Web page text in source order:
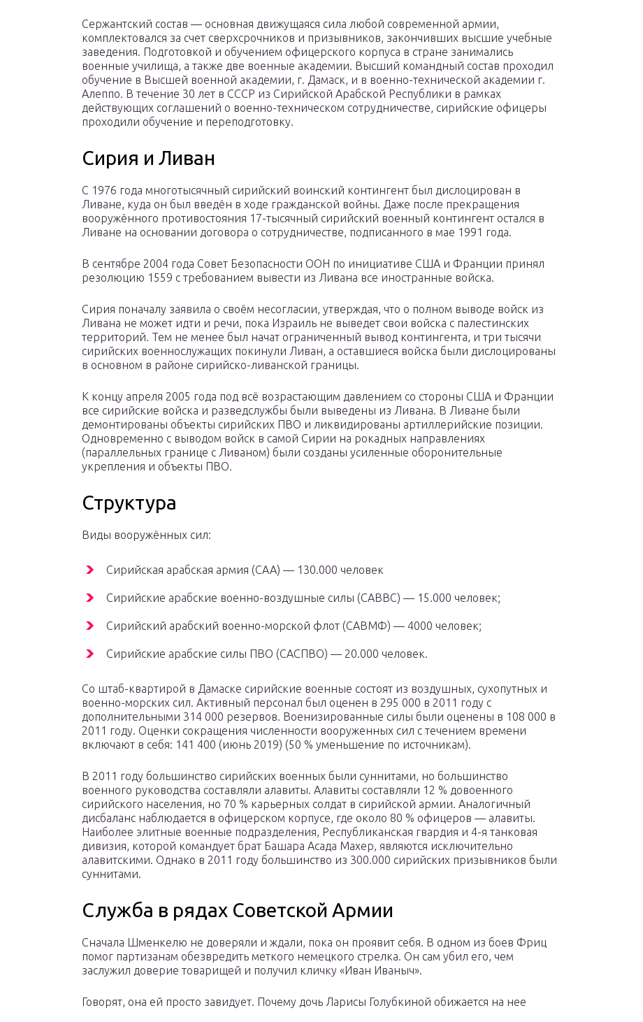
Сержантский состав — основная движущаяся сила любой современной армии,
комплектовался за счет сверхсрочников и призывников, закончивших высшие учебные
заведения. Подготовкой и обучением офицерского корпуса в стране занимались
военные училища, а также две военные академии. Высший командный состав проходил
обучение в Высшей военной академии, г. Дамаск, и в военно-технической академии г.
Алеппо. В течение 30 лет в СССР из Сирийской Арабской Республики в рамках
действующих соглашений о военно-техническом сотрудничестве, сирийские офицеры
проходили обучение и переподготовку.
Сирия и Ливан
С 1976 года многотысячный сирийский воинский контингент был дислоцирован в
Ливане, куда он был введён в ходе гражданской войны. Даже после прекращения
вооружённого противостояния 17-тысячный сирийский военный контингент остался в
Ливане на основании договора о сотрудничестве, подписанного в мае 1991 года.
В сентябре 2004 года Совет Безопасности ООН по инициативе США и Франции принял
резолюцию 1559 с требованием вывести из Ливана все иностранные войска.
Сирия поначалу заявила о своём несогласии, утверждая, что о полном выводе войск из
Ливана не может идти и речи, пока Израиль не выведет свои войска с палестинских
территорий. Тем не менее был начат ограниченный вывод контингента, и три тысячи
сирийских военнослужащих покинули Ливан, а оставшиеся войска были дислоцированы
в основном в районе сирийско-ливанской границы.
К концу апреля 2005 года под всё возрастающим давлением со стороны США и Франции
все сирийские войска и разведслужбы были выведены из Ливана. В Ливане были
демонтированы объекты сирийских ПВО и ликвидированы артиллерийские позиции.
Одновременно с выводом войск в самой Сирии на рокадных направлениях
(параллельных границе с Ливаном) были созданы усиленные оборонительные
укрепления и объекты ПВО.
Структура
Виды вооружённых сил:
Сирийская арабская армия (САА) — 130.000 человек
Сирийские арабские военно-воздушные силы (САВВС) — 15.000 человек;
Сирийский арабский военно-морской флот (САВМФ) — 4000 человек;
Сирийские арабские силы ПВО (САСПВО) — 20.000 человек.
Со штаб-квартирой в Дамаске сирийские военные состоят из воздушных, сухопутных и
военно-морских сил. Активный персонал был оценен в 295 000 в 2011 году с
дополнительными 314 000 резервов. Военизированные силы были оценены в 108 000 в
2011 году. Оценки сокращения численности вооруженных сил с течением времени
включают в себя: 141 400 (июнь 2019) (50 % уменьшение по источникам).
В 2011 году большинство сирийских военных были суннитами, но большинство
военного руководства составляли алавиты. Алавиты составляли 12 % довоенного
сирийского населения, но 70 % карьерных солдат в сирийской армии. Аналогичный
дисбаланс наблюдается в офицерском корпусе, где около 80 % офицеров — алавиты.
Наиболее элитные военные подразделения, Республиканская гвардия и 4-я танковая
дивизия, которой командует брат Башара Асада Махер, являются исключительно
алавитскими. Однако в 2011 году большинство из 300.000 сирийских призывников были
суннитами.
Служба в рядах Советской Армии
Сначала Шменкелю не доверяли и ждали, пока он проявит себя. В одном из боев Фриц
помог партизанам обезвредить меткого немецкого стрелка. Он сам убил его, чем
заслужил доверие товарищей и получил кличку «Иван Иваныч».
Говорят, она ей просто завидует. Почему дочь Ларисы Голубкиной обижается на нее